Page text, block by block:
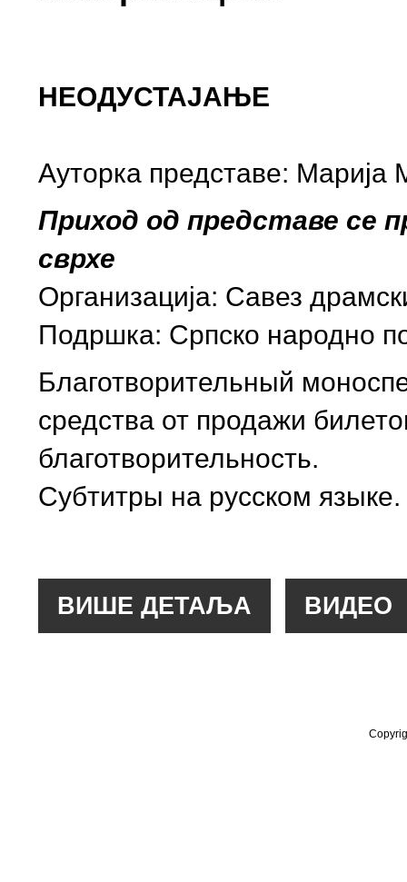
НЕОДУСТАЈАЊЕ
Ауторка представе: Марија
Приход од представе се
сврхе
Организација: Савез
Подршка: Српско народно
Благотворительный
средства от продажи
благотворительность.
Субтитры на русском языке.